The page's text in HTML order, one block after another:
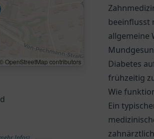
OpenStreetMap contributors
beeinflusst
allgemeine
Diabetes
frühzeitig
Wie
Ein